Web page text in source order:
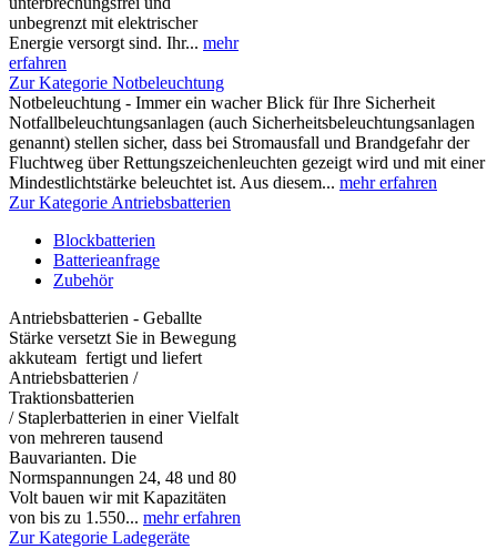
unbegrenzt mit elektrischer
Energie versorgt sind. Ihr... mehr
erfahren
Zur Kategorie Notbeleuchtung
Notbeleuchtung - Immer ein wacher Blick für Ihre Sicherheit
Notfallbeleuchtungsanlagen (auch Sicherheitsbeleuchtungsanlagen
genannt) stellen sicher, dass bei Stromausfall und Brandgefahr der
Fluchtweg über Rettungszeichenleuchten gezeigt wird und mit einer
Mindestlichtstärke beleuchtet ist. Aus diesem... mehr erfahren
Zur Kategorie Antriebsbatterien
Blockbatterien
Batterieanfrage
Zubehör
Antriebsbatterien - Geballte
Stärke versetzt Sie in Bewegung
akkuteam fertigt und liefert
Antriebsbatterien /
Traktionsbatterien
/ Staplerbatterien in einer Vielfalt
von mehreren tausend
Bauvarianten. Die
Normspannungen 24, 48 und 80
Volt bauen wir mit Kapazitäten
von bis zu 1.550... mehr erfahren
Zur Kategorie Ladegeräte